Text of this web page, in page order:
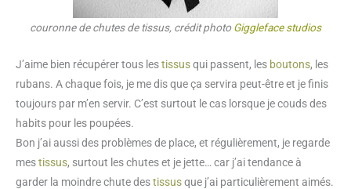
couronne de chutes de tissus, crédit photoGiggleface studios
J’aime bien récupérer tous lestissusqui passent, les boutons, les
rubans. A chaque fois, je me dis que ça servira peut-être et je finis
toujours par m’en servir. C’est surtout le cas lorsque je couds des
habits pour les poupées.
Bon j’ai aussi des problèmes de place, et régulièrement, je regarde
mestissus, surtout les chutes et je jette… car j’ai tendance à
garder la moindre chute destissusque j’ai particulièrement aimés.